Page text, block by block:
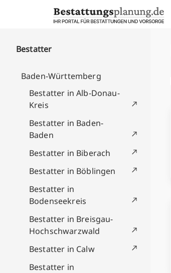
Skip to content
Bestatter
Baden-Württemberg
Bestatter in Alb-Donau-
Kreis
Bestatter in Baden-
Baden
Bestatter in Biberach
Bestatter in Böblingen
Bestatter in
Bodenseekreis
Bestatter in Breisgau-
Hochschwarzwald
Bestatter in Calw
Bestatter in